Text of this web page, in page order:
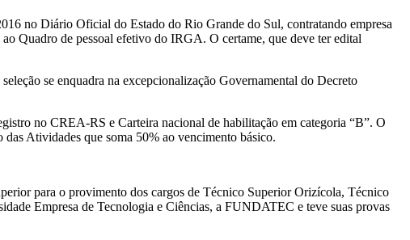
no Diário Oficial do Estado do Rio Grande do Sul, contratando empresa
Quadro de pessoal efetivo do IRGA. O certame, que deve ter edital
se enquadra na excepcionalização Governamental do Decreto
no CREA-RS e Carteira nacional de habilitação em categoria “B”. O
Atividades que soma 50% ao vencimento básico.
para o provimento dos cargos de Técnico Superior Orizícola, Técnico
Empresa de Tecnologia e Ciências, a FUNDATEC e teve suas provas